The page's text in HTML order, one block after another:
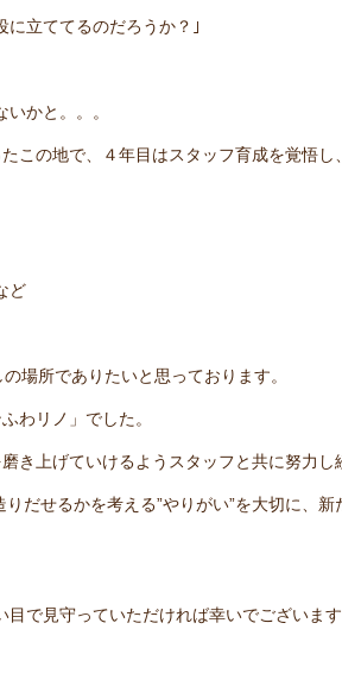
に立ててるのだろうか？｣
かと。。。
この地で、４年目はスタッフ育成を覚悟し
ど
場所でありたいと思っております。
わリノ」でした。
き上げていけるようスタッフと共に努力し
だせるかを考える”やりがい”を大切に、
で見守っていただければ幸いでございます